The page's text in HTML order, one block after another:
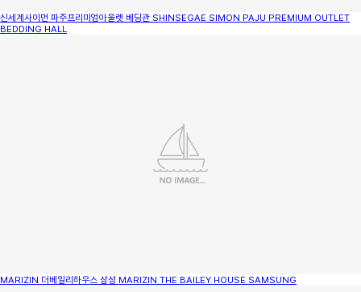
신세계사이먼 파주프리미엄아울렛 베딩관 SHINSEGAE SIMON PAJU PREMIUM OUTLET
BEDDING HALL
MARIZIN 더베일리하우스 삼성 MARIZIN THE BAILEY HOUSE SAMSUNG